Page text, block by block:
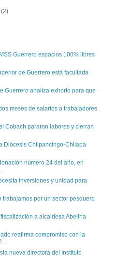
(2)
Guerrero espacios 100% libres
de Guerrero está facultada
Guerrero analiza exhorto para que
meses de salarios a trabajadores
Cobach pararon labores y cierran
Diócesis Chilpancingo-Chilapa
número 24 del año, en
inversiones y unidad para
trabajamos por un sector pesquero
a alcaldesa Abelina
reafirma compromiso con la
nueva directora del Instituto